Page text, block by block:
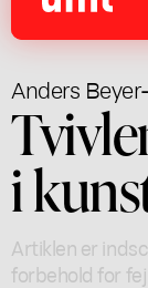
Anders Beyer
i
Artiklen er
forbehold for